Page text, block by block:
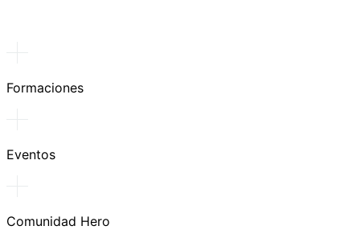
Formaciones
Eventos
Comunidad Hero